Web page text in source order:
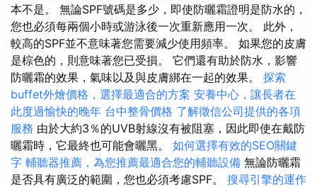
本不是。 無論SPF號碼是多少，即使防曬霜證明是防水的，
您也必須每兩個小時或游泳後一次重新應用一次。 此外，
較高的SPF並不意味著您需要減少使用頻率。 如果您的皮膚
是棕色的，則意味著您已受損。 它們還有助於防水，影響
防曬霜的效果，氣味以及與皮膚綁在一起的效果。 探索
buffet外燴價格，選擇最適合的方案 安養中心，讓長者在
此度過愉快的晚年 台中整骨價格 了解徵信公司提供的各項
服務 由於大約3％的UVB射線沒有被阻塞，因此即使在戴防
曬霜時，它最終也可能會曬黑。 如何選擇有效的SEO關鍵
字 輔聽器推薦，為您推薦最適合您的輔聽設備 無論防曬霜
是否具有廣泛的範圍，您也必須考慮SPF。 搜尋引擎的運作